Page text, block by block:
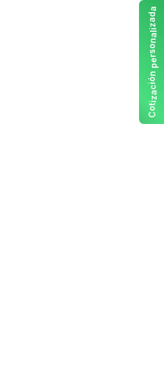
C
o
t
i
z
a
c
i
ó
n
p
e
r
s
o
n
a
l
i
z
a
d
a